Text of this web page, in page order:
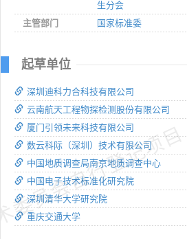
员会自行登记项目
生分会
主管部门
国家标准委
起草单位
深圳迪科力合科技有限公司
云南航天工程物探检测股份有限公司
厦门引领未来科技有限公司
数云科际（深圳）技术有限公司
中国地质调查局南京地质调查中心
中国电子技术标准化研究院
深圳清华大学研究院
重庆交通大学